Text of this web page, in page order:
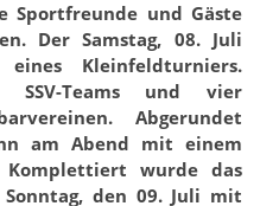
Sportfreunde und Gäste
Der Samstag, 08. Juli
Kleinfeldturniers.
SSV-Teams und vier
Abgerundet
am Abend mit einem
Komplettiert wurde das
Sonntag, den 09. Juli mit